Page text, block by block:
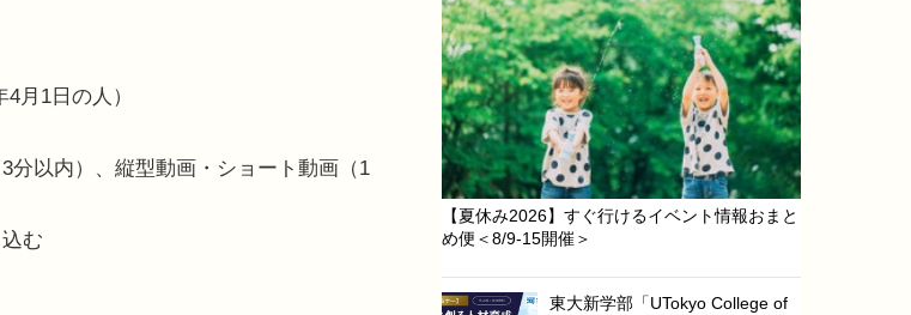
月1日の人）
分以内）、縦型動画・ショート動画（1
む
【夏休み2026】すぐ行けるイベント情報おまと
め便＜8/9-15開催＞
東大新学部「UTokyo College of